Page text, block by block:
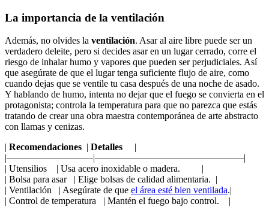
La ‌importancia de la⁣ ventilación
Además, no olvides la ventilación.⁣ Asar al ⁣aire libre puede ser un
verdadero deleite, ‌pero si ​decides asar en ⁤un lugar cerrado, corre‌ el
‌riesgo de inhalar humo y vapores⁤ que pueden ser perjudiciales. Así
⁢que asegúrate de que el lugar‍ tenga suficiente flujo⁢ de aire, como
cuando dejas ⁣que se ventile tu casa ⁤después ​de una⁢ noche ⁢de asado.
Y ​hablando ‌de humo, intenta no dejar que ⁤el fuego⁣ se⁣ convierta en el
protagonista; controla ⁢la temperatura‍ para que no ​parezca que estás
tratando de crear una obra maestra⁣ contemporánea de arte abstracto
⁤con llamas y cenizas.
| Recomendaciones ⁤ | Detalles ⁢ ⁣ ‍ ⁣ |
|—————————|———————————————–|
| Utensilios ⁣ ‌ ‍ |⁢ Usa acero inoxidable⁢ o madera. ‌ ⁢ ‌ ⁢ ⁢ ‌ ​ ⁣ ‍|
|‌ Bolsa para asar ⁣ ‌ ‌| Elige bolsas ⁤de‍ calidad alimentaria. ⁢ |
| Ventilación ‍ ⁣ | Asegúrate de que el área esté bien ventilada.|
| Control ⁢de temperatura ⁢‍ ⁣ | Mantén el fuego​ bajo control. ⁢ ⁣ ​ |